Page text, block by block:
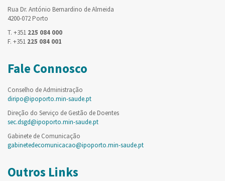
Rua Dr. António Bernardino de Almeida
4200-072 Porto
T. +351 225 084 000
F. +351 225 084 001
Fale Connosco
Conselho de Administração
diripo@ipoporto.min-saude.pt
Direção do Serviço de Gestão de Doentes
sec.dsgd@ipoporto.min-saude.pt
Gabinete de Comunicação
gabinetedecomunicacao@ipoporto.min-saude.pt
Outros Links